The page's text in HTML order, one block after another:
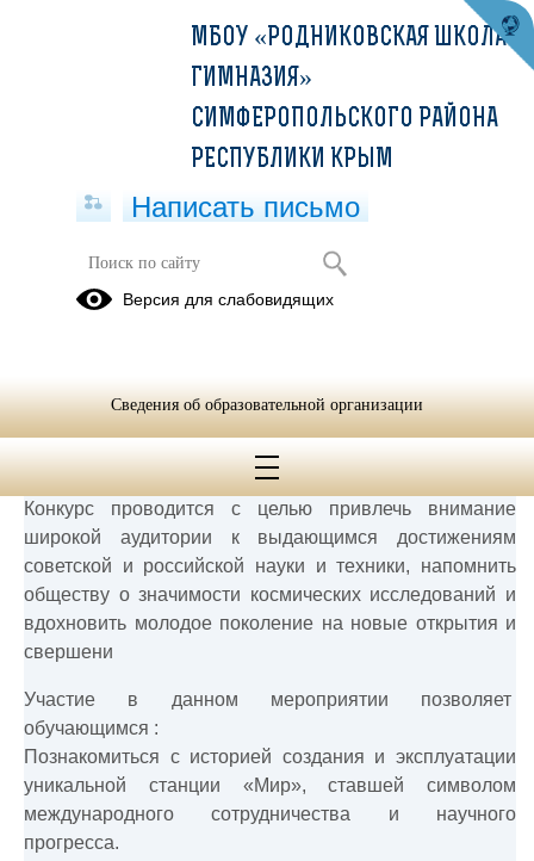
Конкурс "Мечты о звездах"
популяризации отечественной космонавтики и научных
летию запуска первой долговременной орбитальной станции
Конкурс проводится с целью привлечь внимание
широкой аудитории к выдающимся достижениям
советской и российской науки и техники, напомнить
обществу о значимости космических исследований и
вдохновить молодое поколение на новые открытия и
свершени
Участие в данном мероприятии позволяет
обучающимся :
Познакомиться с историей создания и эксплуатации
уникальной станции «Мир», ставшей символом
международного сотрудничества и научного
прогресса.
МБОУ «РОДНИКОВСКАЯ ШКОЛА-
ГИМНАЗИЯ»
СИМФЕРОПОЛЬСКОГО РАЙОНА
РЕСПУБЛИКИ КРЫМ
Написать письмо
Версия для слабовидящих
Сведения об образовательной организации